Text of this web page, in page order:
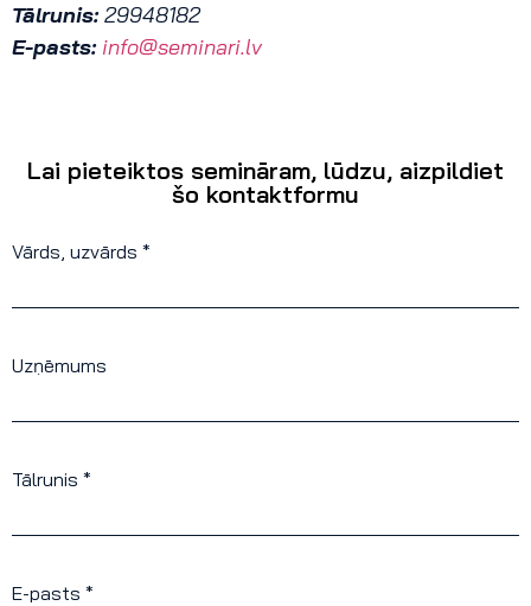
Tālrunis:29948182
E-pasts: info@seminari.lv
Lai pieteiktos semināram, lūdzu, aizpildiet
šo kontaktformu
Vārds, uzvārds *
Uzņēmums
Tālrunis *
E-pasts *